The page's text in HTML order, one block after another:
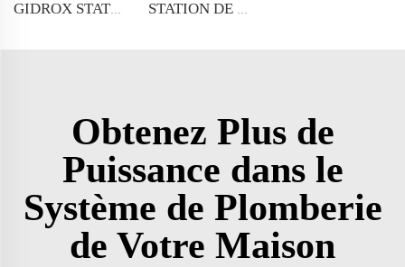
Obtenez Plus de
Puissance dans le
Système de Plomberie
de Votre Maison